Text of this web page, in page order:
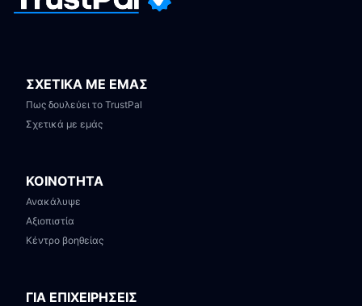
ΣΧΕΤΙΚΑ ΜΕ ΕΜΑΣ
Πως δουλεύει το TrustPal
Σχετικά με εμάς
ΚΟΙΝΟΤΗΤΑ
Ανακάλυψε
Αξιοπιστία
Κέντρο βοηθείας
ΓΙΑ ΕΠΙΧΕΙΡΗΣΕΙΣ